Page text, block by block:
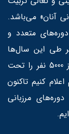
آنان» می‌باشد.
داشته است طی 9 سال، دوره‌های متعدد و
طی این سال‌ها
حدود 400 دوره آموزشی برگزار کرده و بیش از 5000 نفر را تحت
کنیم تاکنون
دوره‌های مرزبانی